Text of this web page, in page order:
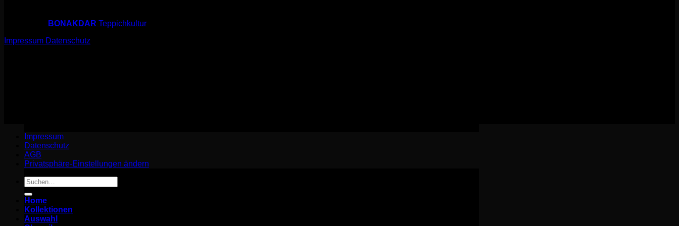
BONAKDAR Teppichkultur
Impressum Datenschutz
Impressum
Datenschutz
AGB
Privatsphäre-Einstellungen ändern
Suchen
nach:
Home
Kollektionen
Auswahl